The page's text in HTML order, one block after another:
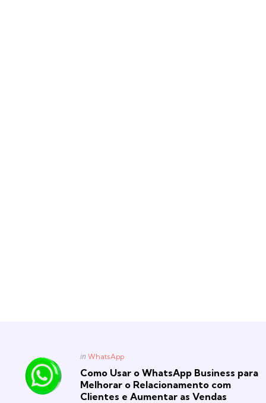
Posted
in WhatsApp
Como Usar o WhatsApp Business para
Melhorar o Relacionamento com
Clientes e Aumentar as Vendas